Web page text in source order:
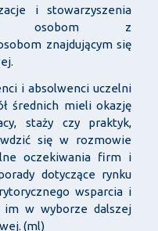
i stowarzyszenia
osobom z
znajdującym się
i absolwenci uczelni
średnich mieli okazję
staży czy praktyk,
się w rozmowie
oczekiwania firm i
dotyczące rynku
wsparcia i
im w wyborze dalszej
(ml)